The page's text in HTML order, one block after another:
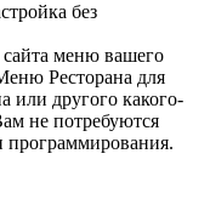
без
сайта меню вашего
Ресторана для
или другого какого-
не потребуются
программирования.